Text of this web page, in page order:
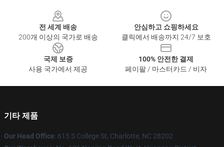
전 세계 배송
200개 이상의 국가로 배송
안심하고 쇼핑하세요
클릭에서 배송까지 24/7 보호
국제 보증
사용 국가에서 제공
100% 안전한 결제
페이팔 / 마스터카드 / 비자
기타 제품
Our Head Office: 615 S College St, Charlotte, NC 28202